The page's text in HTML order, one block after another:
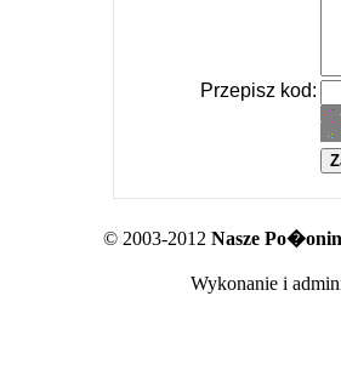
Przepisz kod:
© 2003-2012 Nasze
Wykonanie i